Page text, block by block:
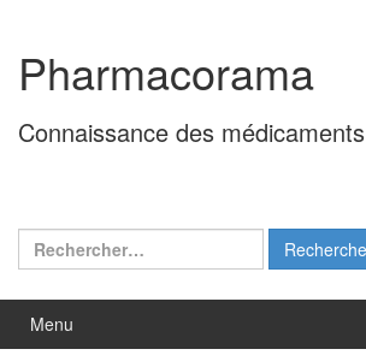
contenu
menu
principal
Pharmacorama
Connaissance des médicaments
Rechercher :
Menu